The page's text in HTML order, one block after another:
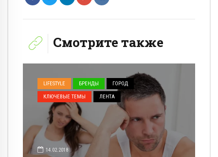
Смотрите также
LIFESTYLE БРЕНДЫ ГОРОД
КЛЮЧЕВЫЕ ТЕМЫ ЛЕНТА
14.02.2018